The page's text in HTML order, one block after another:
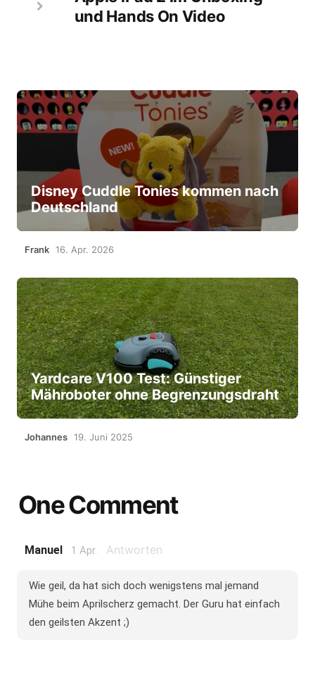
und Hands On Video
Disney Cuddle Tonies kommen nach
Deutschland
Frank 16. Apr. 2026
Yardcare V100 Test: Günstiger
Mähroboter ohne Begrenzungsdraht
Johannes 19. Juni 2025
One Comment
Manuel 1 Apr. Antworten
Wie geil, da hat sich doch wenigstens mal jemand
Mühe beim Aprilscherz gemacht. Der Guru hat einfach
den geilsten Akzent ;)